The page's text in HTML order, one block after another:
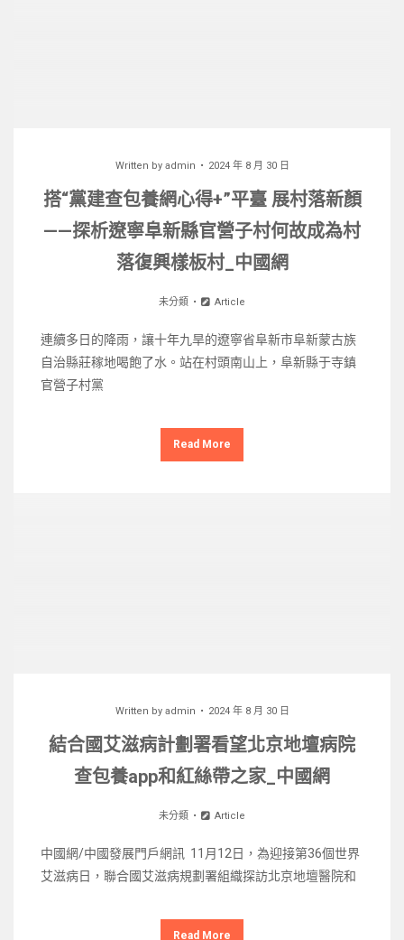
Written by admin 2024 年 8 月 30 日
搭“黨建查包養網心得+”平臺 展村落新顏
——探析遼寧阜新縣官營子村何故成為村
落復興樣板村_中國網
未分類 Article
連續多日的降雨，讓十年九旱的遼寧省阜新市阜新蒙古族
自治縣莊稼地喝飽了水。站在村頭南山上，阜新縣于寺鎮
官營子村黨
Read More
Written by admin 2024 年 8 月 30 日
​結合國艾滋病計劃署看望北京地壇病院
查包養app和紅絲帶之家_中國網
未分類 Article
中國網/中國發展門戶網訊 11月12日，為迎接第36個世界
艾滋病日，聯合國艾滋病規劃署組織探訪北京地壇醫院和
Read More